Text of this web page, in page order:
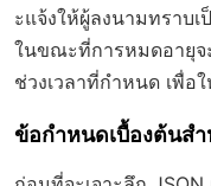
ะแจ้งให้ผู้ลงนามทราบเ
ในขณะที่การหมดอายุจ
ช่วงเวลาที่กำหนด เพื่อ
ข้อกำหนดเบื้องต้นสำ